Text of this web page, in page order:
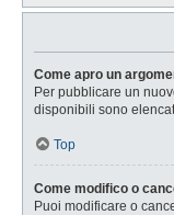
Come apro un
Per pubblicare un
disponibili sono
Top
Come modifico o
Puoi modificare o